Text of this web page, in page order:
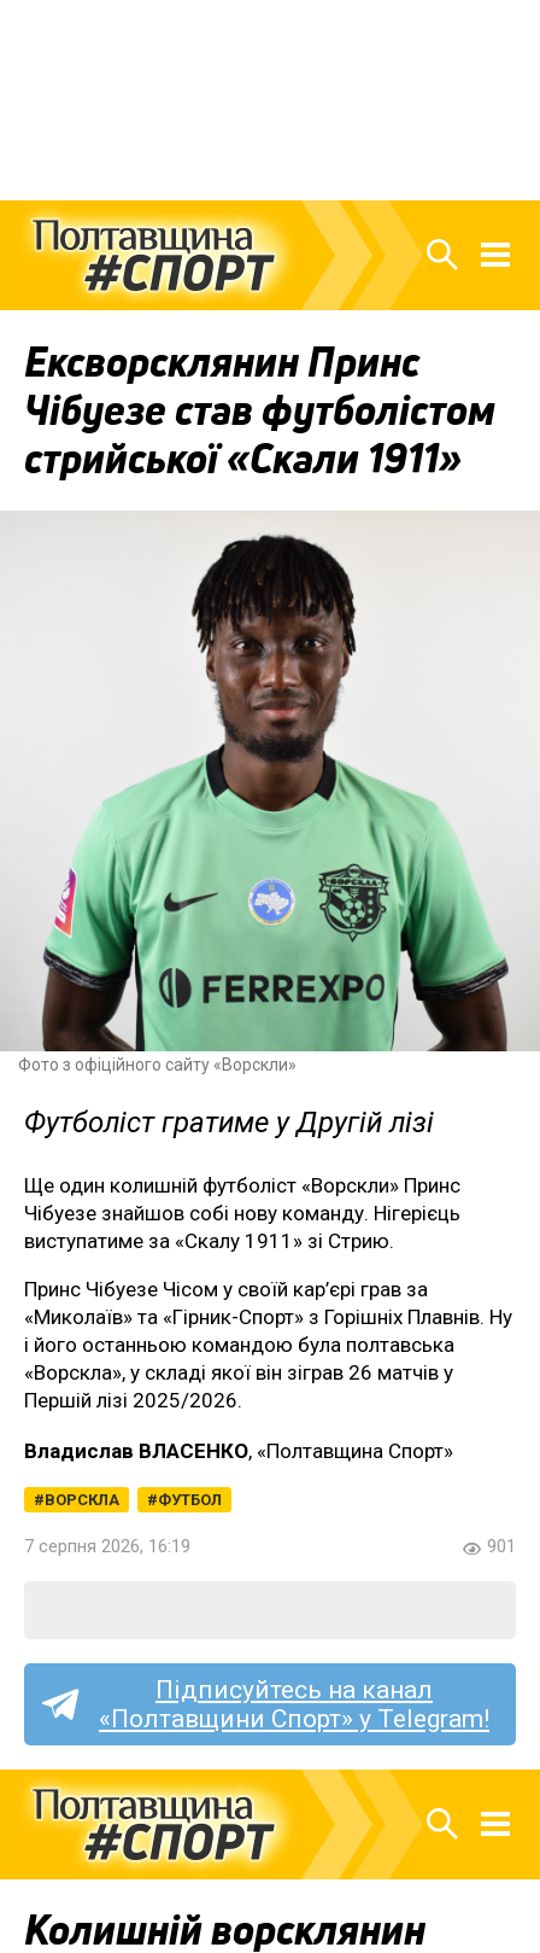
Ексворсклянин Принс
Чібуезе став футболістом
стрийської «Скали 1911»
Фото з офіційного сайту «Ворскли»
Футболіст гратиме у Другій лізі
Ще один колишній футболіст «Ворскли» Принс
Чібуезе знайшов собі нову команду. Нігерієць
виступатиме за «Скалу 1911» зі Стрию.
Принс Чібуезе Чісом у своїй кар’єрі грав за
«Миколаїв» та «Гірник-Спорт» з Горішніх Плавнів. Ну
і його останньою командою була полтавська
«Ворскла», у складі якої він зіграв 26 матчів у
Першій лізі 2025/2026.
Владислав ВЛАСЕНКО, «Полтавщина Спорт»
ВОРСКЛА ФУТБОЛ
7 серпня 2026, 16:19 901
Підписуйтесь на канал
«Полтавщини Спорт» у Telegram!
Колишній ворсклянин